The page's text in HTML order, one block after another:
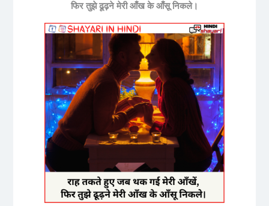
फिर तुझे ढूढ़ने मेरी आँख के आँसू निकले।